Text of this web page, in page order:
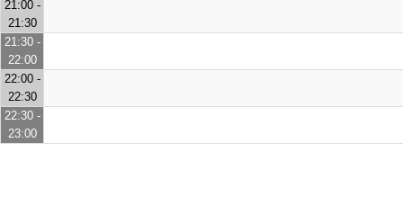
21:00 -
21:30
21:30 -
22:00
22:00 -
22:30
22:30 -
23:00